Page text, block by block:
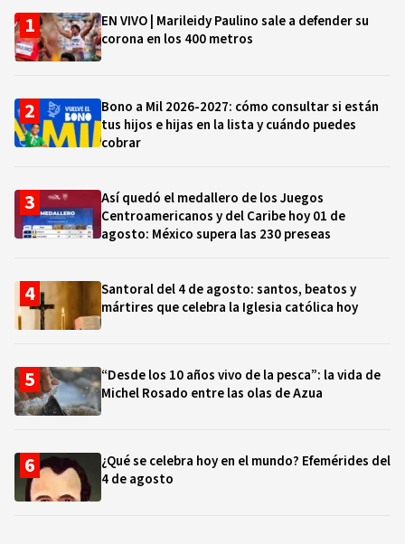
EN VIVO | Marileidy Paulino sale a defender su
corona en los 400 metros
Bono a Mil 2026-2027: cómo consultar si están
tus hijos e hijas en la lista y cuándo puedes
cobrar
Así quedó el medallero de los Juegos
Centroamericanos y del Caribe hoy 01 de
agosto: México supera las 230 preseas
Santoral del 4 de agosto: santos, beatos y
mártires que celebra la Iglesia católica hoy
“Desde los 10 años vivo de la pesca”: la vida de
Michel Rosado entre las olas de Azua
¿Qué se celebra hoy en el mundo? Efemérides del
4 de agosto